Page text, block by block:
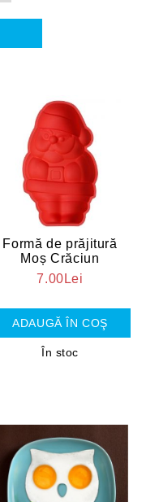
Formă de prăjitură
Moș Crăciun
7.00Lei
În stoc